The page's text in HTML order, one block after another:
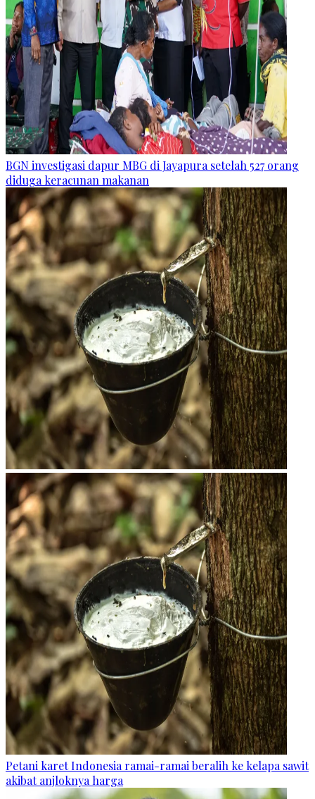
BGN investigasi dapur MBG di Jayapura setelah 527 orang
diduga keracunan makanan
Petani karet Indonesia ramai-ramai beralih ke kelapa sawit
akibat anjloknya harga